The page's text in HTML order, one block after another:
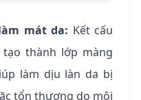
mát da: Kết cấu
thành lớp màng
làm dịu làn da bị
tổn thương do môi